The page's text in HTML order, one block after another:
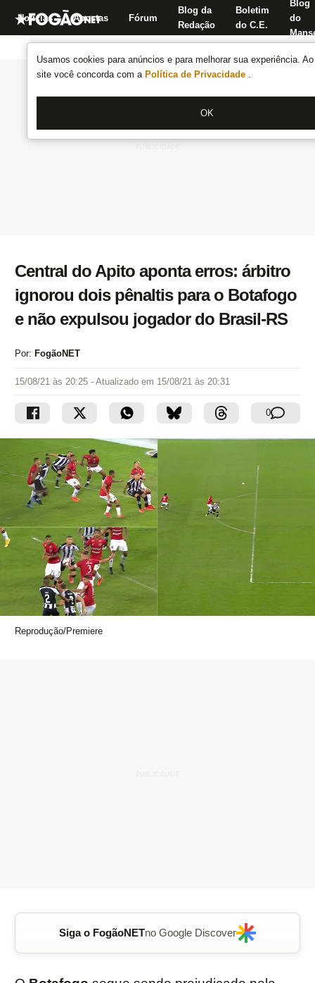
Usamos cookies para anúncios e para melhorar sua experiência.
site você concorda com a Política de Privacidade .
OK
Notícias Apostas Fórum
Blog da
Redação
Boletim
do C.E.
Blog
do
Central do Apito aponta erros: árbitro
ignorou dois pênaltis para o Botafogo
e não expulsou jogador do Brasil-RS
Por: FogãoNET
15/08/21 às 20:25 - Atualizado em 15/08/21 às 20:31
0
Reprodução/Premiere
Siga o FogãoNETno Google Discover